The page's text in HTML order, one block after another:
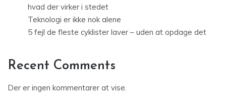
hvad der virker i stedet
Teknologi er ikke nok alene
5 fejl de fleste cyklister laver – uden at opdage det
Recent Comments
Der er ingen kommentarer at vise.